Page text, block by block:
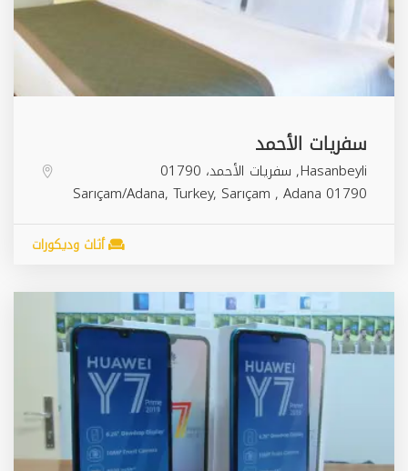
سفريات الأحمد
Hasanbeyli, سفريات الأحمد، 01790
Sarıçam/Adana, Turkey, Sarıçam , Adana 01790
أثاث وديكورات